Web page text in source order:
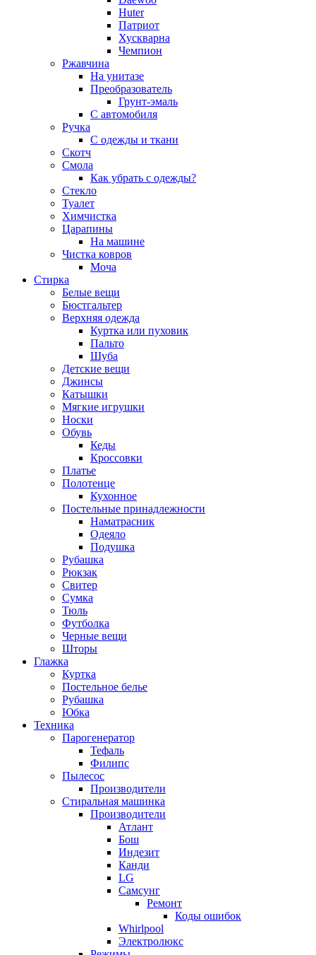
Huter
Патриот
Хускварна
Чемпион
Ржавчина
На унитазе
Преобразователь
Грунт-эмаль
С автомобиля
Ручка
С одежды и ткани
Скотч
Смола
Как убрать с одежды?
Стекло
Туалет
Химчистка
Царапины
На машине
Чистка ковров
Моча
Стирка
Белые вещи
Бюстгальтер
Верхняя одежда
Куртка или пуховик
Пальто
Шуба
Детские вещи
Джинсы
Катышки
Мягкие игрушки
Носки
Обувь
Кеды
Кроссовки
Платье
Полотенце
Кухонное
Постельные принадлежности
Наматрасник
Одеяло
Подушка
Рубашка
Рюкзак
Свитер
Сумка
Тюль
Футболка
Черные вещи
Шторы
Глажка
Куртка
Постельное белье
Рубашка
Юбка
Техника
Парогенератор
Тефаль
Филипс
Пылесос
Производители
Стиральная машинка
Производители
Атлант
Бош
Индезит
Канди
LG
Самсунг
Ремонт
Коды ошибок
Whirlpool
Электролюкс